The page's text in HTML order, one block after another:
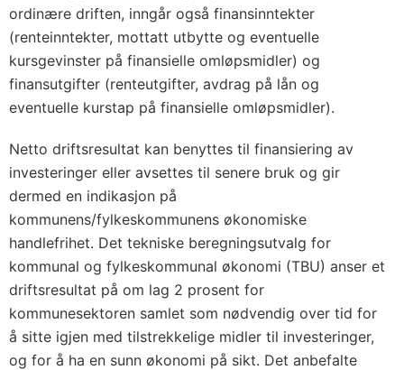
ordinære driften, inngår også finansinntekter
(renteinntekter, mottatt utbytte og eventuelle
kursgevinster på finansielle omløpsmidler) og
finansutgifter (renteutgifter, avdrag på lån og
eventuelle kurstap på finansielle omløpsmidler).
Netto driftsresultat kan benyttes til finansiering av
investeringer eller avsettes til senere bruk og gir
dermed en indikasjon på
kommunens/fylkeskommunens økonomiske
handlefrihet. Det tekniske beregningsutvalg for
kommunal og fylkeskommunal økonomi (TBU) anser et
driftsresultat på om lag 2 prosent for
kommunesektoren samlet som nødvendig over tid for
å sitte igjen med tilstrekkelige midler til investeringer,
og for å ha en sunn økonomi på sikt. Det anbefalte